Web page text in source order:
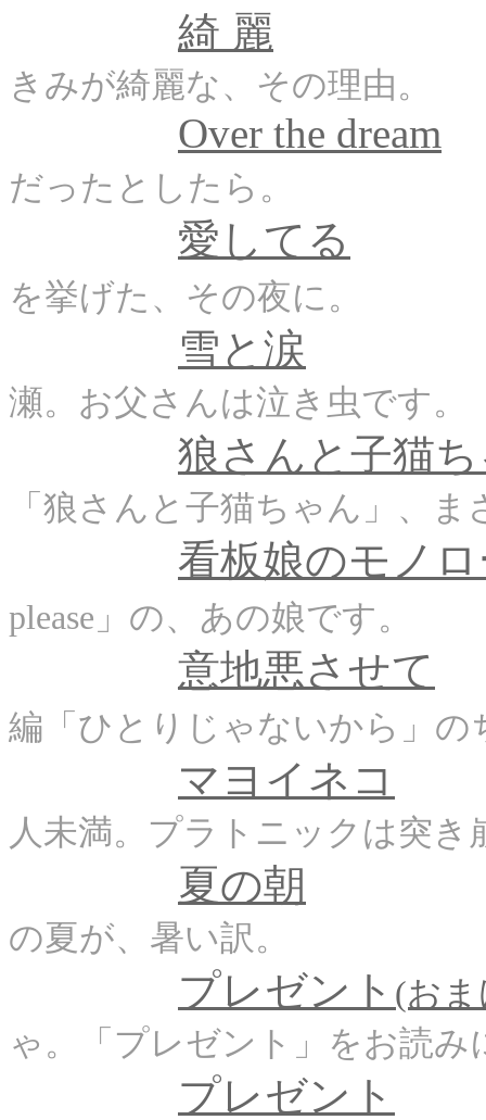
綺 麗
きみが綺麗な、その理由。
Over the dream
だったとしたら。
愛してる
を挙げた、その夜に。
雪と涙
瀬。お父さんは泣き虫です。
狼さんと子猫
「狼さんと子猫ちゃん」、
看板娘のモノ
please」の、あの娘です。
意地悪させて
編「ひとりじゃないから」
マヨイネコ
人未満。プラトニックは突き
夏の朝
の夏が、暑い訳。
プレゼント (お
ゃ。「プレゼント」をお読
プレゼント